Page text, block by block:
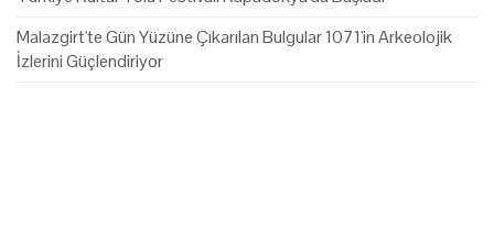
Malazgirt'te Gün Yüzüne Çıkarılan Bulgular 1071'in Arkeolojik
İzlerini Güçlendiriyor